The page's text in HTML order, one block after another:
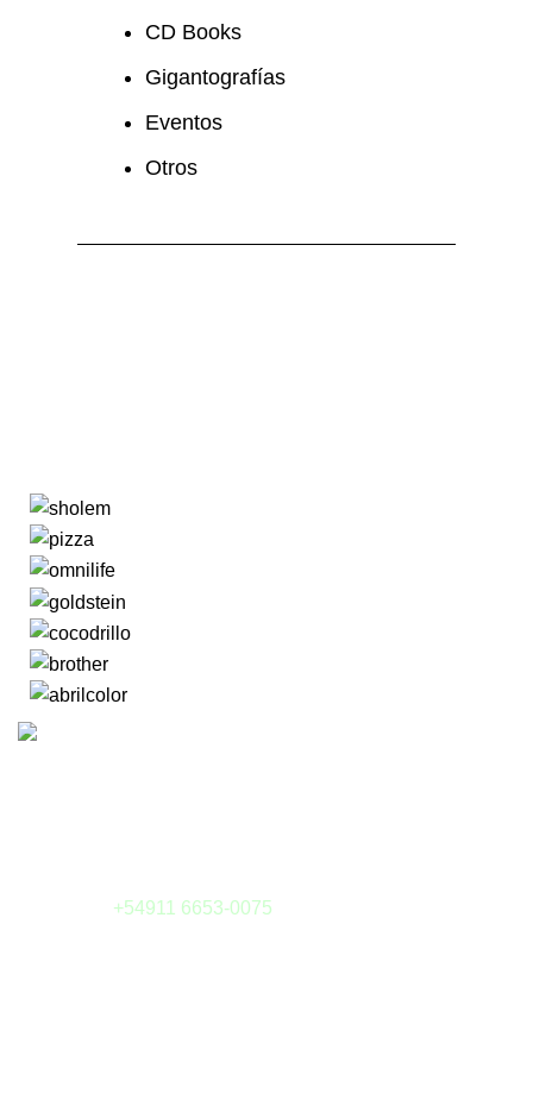
CD Books
Gigantografías
Eventos
Otros
+54911 6653-0075